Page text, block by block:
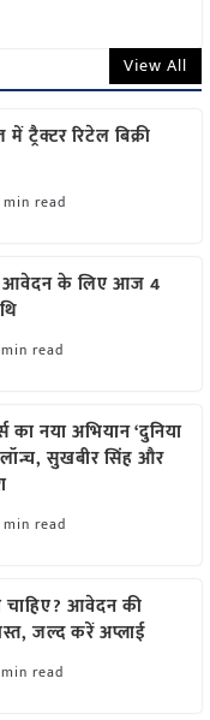
View All
ट्रैक्टर रिटेल बिक्री
min read
आवेदन के लिए आज 4
read
का नया अभियान ‘दुनिया
सुखबीर सिंह और
read
चाहिए? आवेदन की
जल्द करें अप्लाई
read